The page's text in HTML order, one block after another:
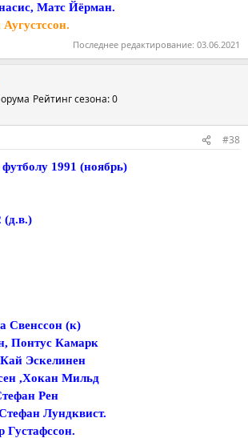
Матс Йёрман.
Последнее редактирование: 03.06.2021
Рейтинг сезона: 0
#38
1991 (ноябрь)
(д.в.)
Свенссон (к)
Понтус Камарк
Эскелинен
,Хокан Мильд
Рен
Лундквист.
Густафссон.